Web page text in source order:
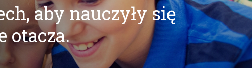
aby nauczyły się
otacza.